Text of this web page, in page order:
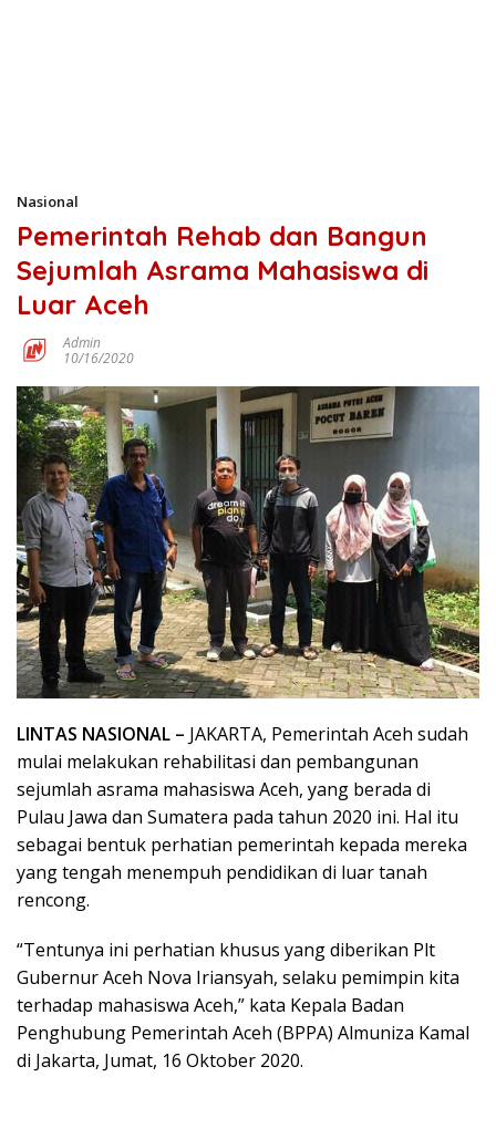
Nasional
Pemerintah Rehab dan Bangun
Sejumlah Asrama Mahasiswa di
Luar Aceh
Admin
10/16/2020
LINTAS NASIONAL – JAKARTA, Pemerintah Aceh sudah
mulai melakukan rehabilitasi dan pembangunan
sejumlah asrama mahasiswa Aceh, yang berada di
Pulau Jawa dan Sumatera pada tahun 2020 ini. Hal itu
sebagai bentuk perhatian pemerintah kepada mereka
yang tengah menempuh pendidikan di luar tanah
rencong.
“Tentunya ini perhatian khusus yang diberikan Plt
Gubernur Aceh Nova Iriansyah, selaku pemimpin kita
terhadap mahasiswa Aceh,” kata Kepala Badan
Penghubung Pemerintah Aceh (BPPA) Almuniza Kamal
di Jakarta, Jumat, 16 Oktober 2020.